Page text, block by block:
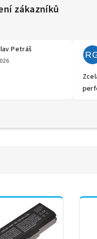
Petráš
Hodnocení obchodu je